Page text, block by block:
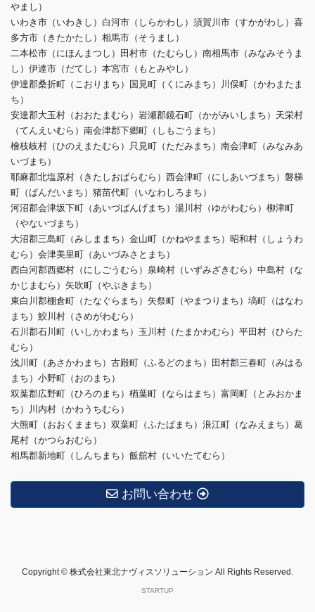
やまし）
いわき市（いわきし）白河市（しらかわし）須賀川市（すかがわし）喜
多方市（きたかたし）相馬市（そうまし）
二本松市（にほんまつし）田村市（たむらし）南相馬市（みなみそうま
し）伊達市（だてし）本宮市（もとみやし）
伊達郡桑折町（こおりまち）国見町（くにみまち）川俣町（かわまたま
ち）
安達郡大玉村（おおたまむら）岩瀬郡鏡石町（かがみいしまち）天栄村
（てんえいむら）南会津郡下郷町（しもごうまち）
檜枝岐村（ひのえまたむら）只見町（ただみまち）南会津町（みなみあ
いづまち）
耶麻郡北塩原村（きたしおばらむら）西会津町（にしあいづまち）磐梯
町（ばんだいまち）猪苗代町（いなわしろまち）
河沼郡会津坂下町（あいづばんげまち）湯川村（ゆがわむら）柳津町
（やないづまち）
大沼郡三島町（みしままち）金山町（かねやままち）昭和村（しょうわ
むら）会津美里町（あいづみさとまち）
西白河郡西郷村（にしごうむら）泉崎村（いずみざきむら）中島村（な
かじまむら）矢吹町（やぶきまち）
東白川郡棚倉町（たなぐらまち）矢祭町（やまつりまち）塙町（はなわ
まち）鮫川村（さめがわむら）
石川郡石川町（いしかわまち）玉川村（たまかわむら）平田村（ひらた
むら）
浅川町（あさかわまち）古殿町（ふるどのまち）田村郡三春町（みはる
まち）小野町（おのまち）
双葉郡広野町（ひろのまち）楢葉町（ならはまち）富岡町（とみおかま
ち）川内村（かわうちむら）
大熊町（おおくままち）双葉町（ふたばまち）浪江町（なみえまち）葛
尾村（かつらおむら）
相馬郡新地町（しんちまち）飯舘村（いいたてむら）
お問い合わせ
Copyright © 株式会社東北ナヴィスソリューション All Rights Reserved.
STARTUP